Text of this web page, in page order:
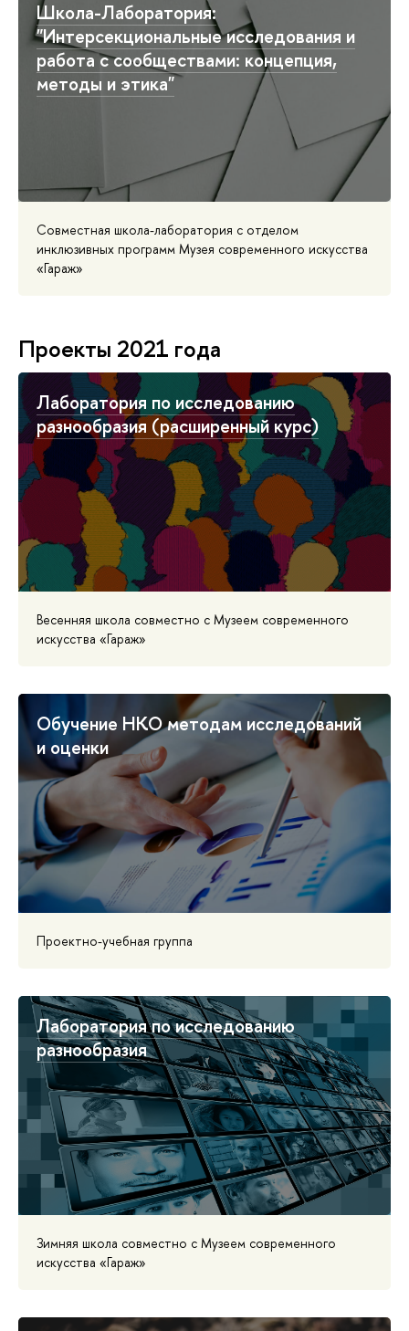
Школа-Лаборатория:
"Интерсекциональные исследования и
работа с сообществами: концепция,
методы и этика"
Совместная школа-лаборатория с отделом
инклюзивных программ Музея современного искусства
«Гараж»
Проекты 2021 года
Лаборатория по исследованию
разнообразия (расширенный курс)
Весенняя школа совместно с Музеем современного
искусства «Гараж»
Обучение НКО методам исследований
и оценки
Проектно-учебная группа
Лаборатория по исследованию
разнообразия
Зимняя школа совместно с Музеем современного
искусства «Гараж»